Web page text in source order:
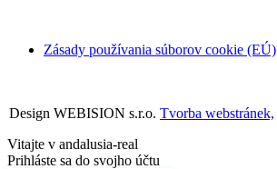
Zásady používania súborov cookie (EÚ)
Design WEBISION s.r.o. Tvorba webstránek,
Vitajte v andalusia-real
Prihláste sa do svojho účtu